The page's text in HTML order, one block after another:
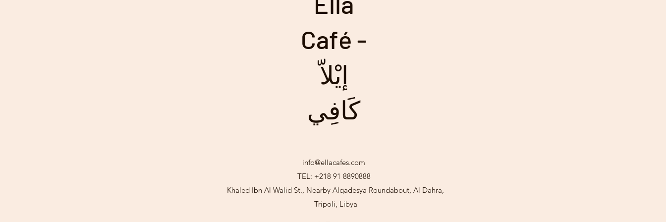
Café -
إيْلاّ
كَافِي
info@ellacafes.com
TEL: +218 91 8890888
Khaled Ibn Al Walid St., Nearby Alqadesya Roundabout, Al Dahra,
Tripoli, Libya